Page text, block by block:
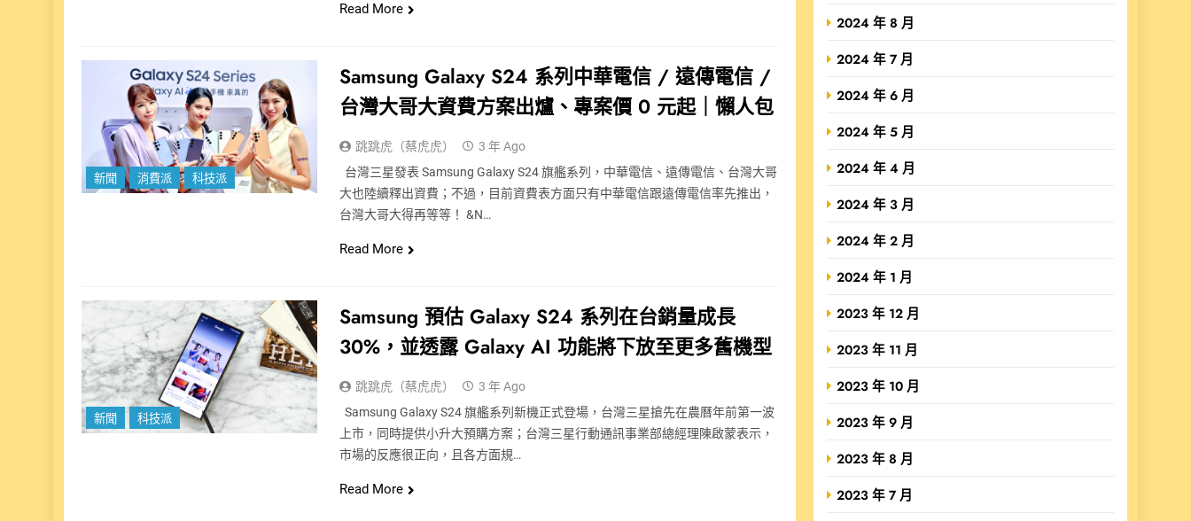
Read More
新聞 消費派 科技派
Samsung Galaxy S24 系列中華電信 / 遠傳電信 /
台灣大哥大資費方案出爐、專案價 0 元起｜懶人包
跳跳虎（蔡虎虎）
3 年 Ago
台灣三星發表 Samsung Galaxy S24 旗艦系列，中華電信、遠傳電信、台灣大哥
大也陸續釋出資費；不過，目前資費表方面只有中華電信跟遠傳電信率先推出，
台灣大哥大得再等等！ &n…
Read More
新聞 科技派
Samsung 預估 Galaxy S24 系列在台銷量成長
30%，並透露 Galaxy AI 功能將下放至更多舊機型
跳跳虎（蔡虎虎）
3 年 Ago
Samsung Galaxy S24 旗艦系列新機正式登場，台灣三星搶先在農曆年前第一波
上市，同時提供小升大預購方案；台灣三星行動通訊事業部總經理陳啟蒙表示，
市場的反應很正向，且各方面規…
Read More
2024 年 8 月
2024 年 7 月
2024 年 6 月
2024 年 5 月
2024 年 4 月
2024 年 3 月
2024 年 2 月
2024 年 1 月
2023 年 12 月
2023 年 11 月
2023 年 10 月
2023 年 9 月
2023 年 8 月
2023 年 7 月